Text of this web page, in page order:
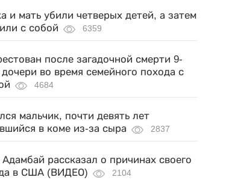
и мать убили четверых детей, а затем
с собой
6359
после загадочной смерти 9-
во время семейного похода с
4684
мальчик, почти девять лет
в коме из-за сыра
2837
рассказал о причинах своего
в США (ВИДЕО)
2104